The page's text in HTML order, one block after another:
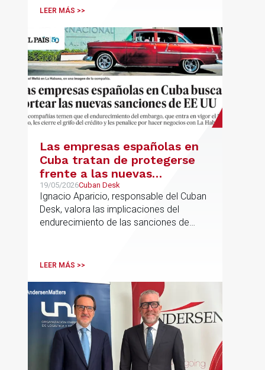
tenemos y ese es el modelo que vamos
LEER MÁS >>
Las empresas españolas en
Cuba tratan de protegerse
frente a las nuevas
sanciones millonarias que
prepara Estados Unidos
19/05/2026Cuban Desk
Ignacio Aparicio, responsable del Cuban
Desk, valora las implicaciones del
endurecimiento de las sanciones de
LEER MÁS >>